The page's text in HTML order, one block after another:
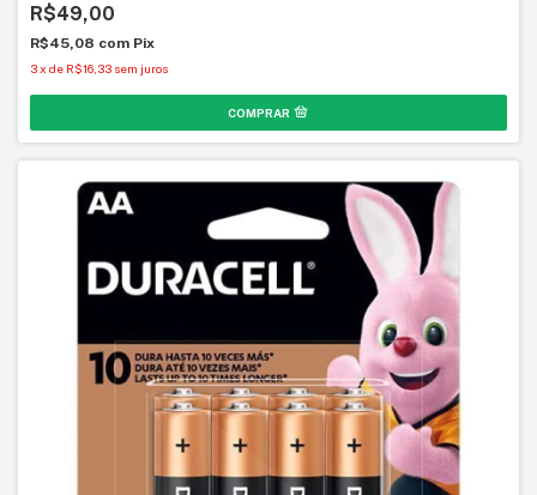
R$49,00
R$45,08 com Pix
3x de R$16,33 sem juros